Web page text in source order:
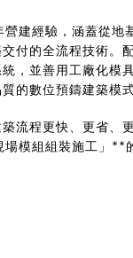
建經驗，涵蓋從地
付的全流程技術。
，並善用工廠化模
的數位預鑄建築模式
流程更快、更省、
模組組裝施工」**